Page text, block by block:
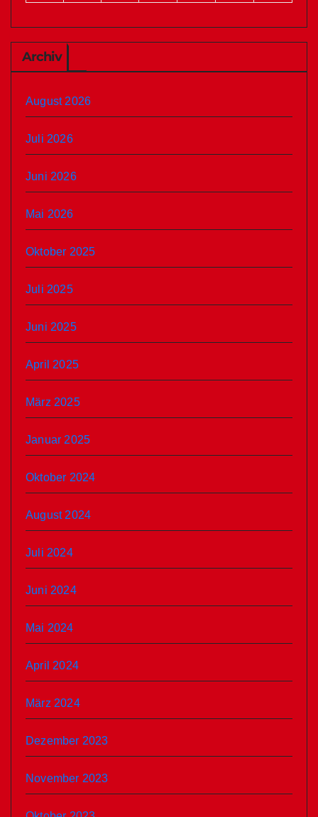
Archiv
August 2026
Juli 2026
Juni 2026
Mai 2026
Oktober 2025
Juli 2025
Juni 2025
April 2025
März 2025
Januar 2025
Oktober 2024
August 2024
Juli 2024
Juni 2024
Mai 2024
April 2024
März 2024
Dezember 2023
November 2023